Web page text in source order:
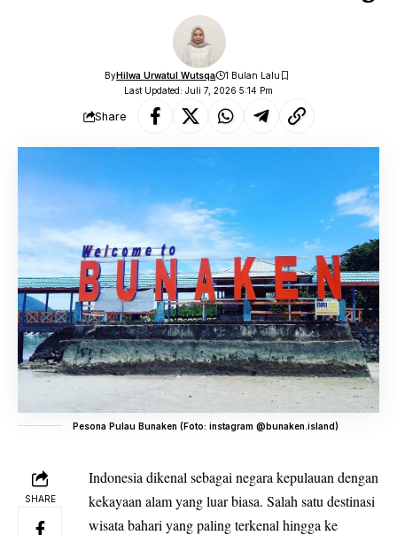
Last Updated: Juli 7, 2026 5:14 Pm
ByHilwa Urwatul Wutsqa 1 Bulan Lalu
Share
Pesona Pulau Bunaken (Foto: instagram @bunaken.island)
SHARE
Indonesia dikenal sebagai negara kepulauan dengan
kekayaan alam yang luar biasa. Salah satu destinasi
wisata bahari yang paling terkenal hingga ke